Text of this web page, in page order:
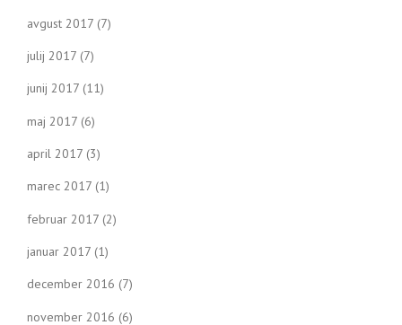
avgust 2017 (7)
julij 2017 (7)
junij 2017 (11)
maj 2017 (6)
april 2017 (3)
marec 2017 (1)
februar 2017 (2)
januar 2017 (1)
december 2016 (7)
november 2016 (6)